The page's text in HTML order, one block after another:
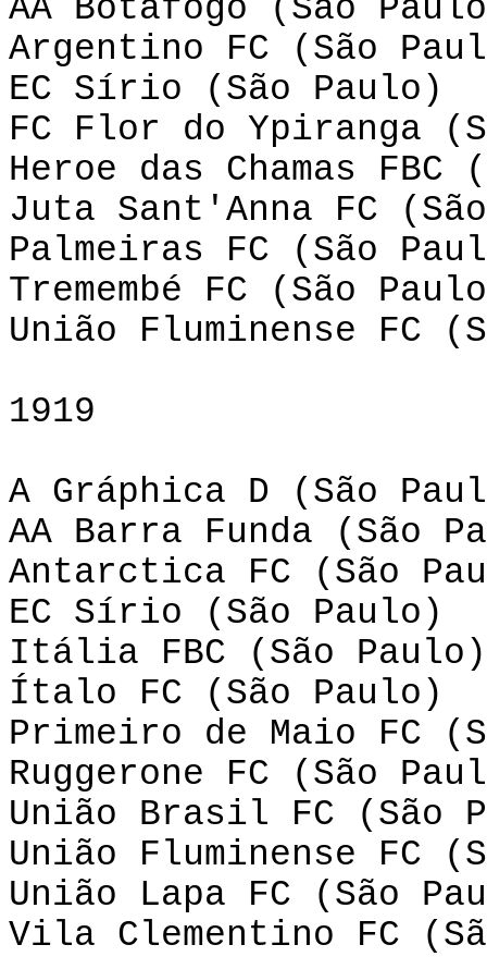
AA Botafogo (São
Argentino FC (São
EC Sírio (São Paulo)
FC Flor do Ypiranga
Heroe das Chamas FBC
Juta Sant'Anna FC
Palmeiras FC (São
Tremembé FC (São
União Fluminense FC
1919
A Gráphica D (São
AA Barra Funda (São
Antarctica FC (São
EC Sírio (São Paulo)
Itália FBC (São Paulo)
Ítalo FC (São Paulo)
Primeiro de Maio FC
Ruggerone FC (São
União Brasil FC (São
União Fluminense FC
União Lapa FC (São
Vila Clementino FC